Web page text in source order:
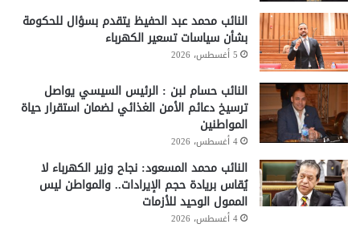
النائب محمد عبد الحفيظ يتقدم بسؤال للحكومة
بشأن سياسات تسعير الكهرباء
5 أغسطس، 2026
النائب حسام لبن : الرئيس السيسي يواصل
ترسيخ دعائم الأمن الغذائي لضمان استقرار حياة
المواطنين
4 أغسطس، 2026
النائب محمد المسعود: نجاح وزير الكهرباء لا
يُقاس بريادة حجم الإيرادات.. والمواطن ليس
الممول الوحيد للأزمات
4 أغسطس، 2026